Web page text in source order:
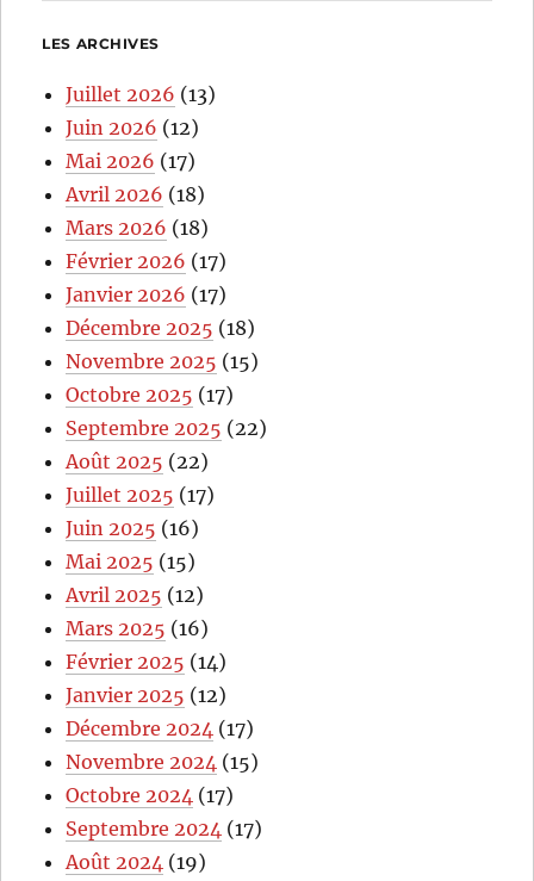
LES ARCHIVES
Juillet 2026 (13)
Juin 2026 (12)
Mai 2026 (17)
Avril 2026 (18)
Mars 2026 (18)
Février 2026 (17)
Janvier 2026 (17)
Décembre 2025 (18)
Novembre 2025 (15)
Octobre 2025 (17)
Septembre 2025 (22)
Août 2025 (22)
Juillet 2025 (17)
Juin 2025 (16)
Mai 2025 (15)
Avril 2025 (12)
Mars 2025 (16)
Février 2025 (14)
Janvier 2025 (12)
Décembre 2024 (17)
Novembre 2024 (15)
Octobre 2024 (17)
Septembre 2024 (17)
Août 2024 (19)